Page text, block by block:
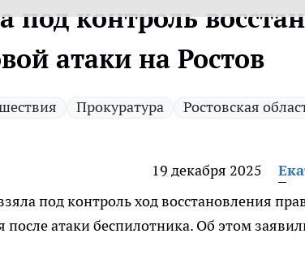
под контроль
атаки на Ростов
Прокуратура Ростовская
19 декабря 2025
под контроль ход восстановления
атаки беспилотника. Об этом